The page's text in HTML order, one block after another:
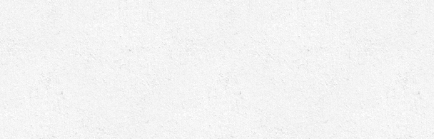
Line Interactive (Pure Sine Wave)
Double Conversion (1:1)
Double Convertion (3:1)
Double Conversion (3:3)
انواع باتری
تست و کنترل
طول عمر باتری
باتری هوشمند
بسته بندی و ایمنی
روش های شارژ
روش های تخلیه